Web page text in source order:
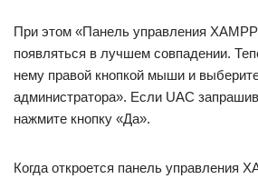
При этом «Панель управления
появляться в лучшем совпадении.
нему правой кнопкой мыши и
администратора». Если UAC
нажмите кнопку «Да».
Когда откроется панель управления